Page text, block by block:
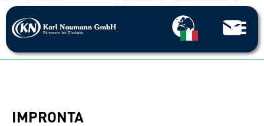
IMPRONTA